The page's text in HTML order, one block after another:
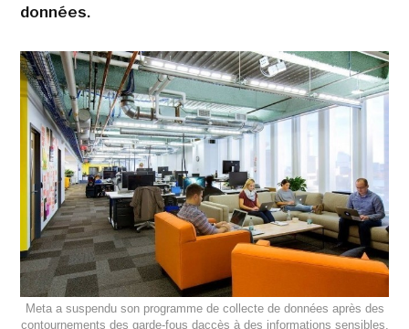
données.
Meta a suspendu son programme de collecte de données après des
contournements des garde-fous daccès à des informations sensibles.